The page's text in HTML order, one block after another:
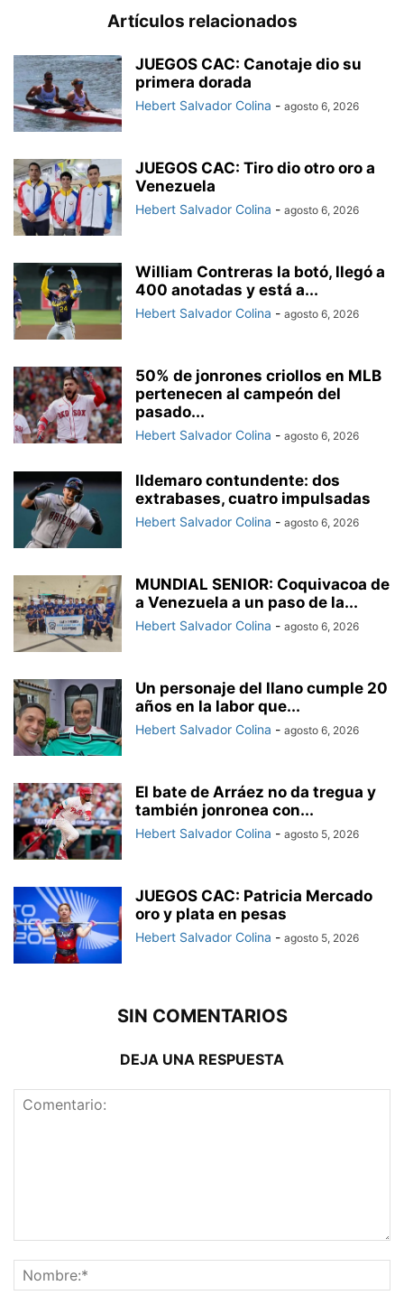
Artículos relacionados
JUEGOS CAC: Canotaje dio su
primera dorada
Hebert Salvador Colina - agosto 6, 2026
JUEGOS CAC: Tiro dio otro oro a
Venezuela
Hebert Salvador Colina - agosto 6, 2026
William Contreras la botó, llegó a
400 anotadas y está a...
Hebert Salvador Colina - agosto 6, 2026
50% de jonrones criollos en MLB
pertenecen al campeón del
pasado...
Hebert Salvador Colina - agosto 6, 2026
Ildemaro contundente: dos
extrabases, cuatro impulsadas
Hebert Salvador Colina - agosto 6, 2026
MUNDIAL SENIOR: Coquivacoa de
a Venezuela a un paso de la...
Hebert Salvador Colina - agosto 6, 2026
Un personaje del llano cumple 20
años en la labor que...
Hebert Salvador Colina - agosto 6, 2026
El bate de Arráez no da tregua y
también jonronea con...
Hebert Salvador Colina - agosto 5, 2026
JUEGOS CAC: Patricia Mercado
oro y plata en pesas
Hebert Salvador Colina - agosto 5, 2026
SIN COMENTARIOS
DEJA UNA RESPUESTA